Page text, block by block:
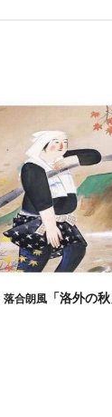
落合朗風 「洛外の秋